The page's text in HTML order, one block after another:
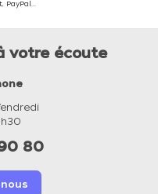
PayPal...
votre écoute
80